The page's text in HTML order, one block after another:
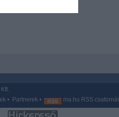
• Partnerek• ma.hu RSS csatornái